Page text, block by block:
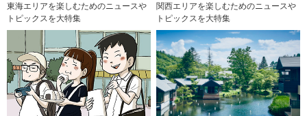
東海エリアを楽しむためのニュースや
トピックスを大特集
関西エリアを楽しむためのニュースや
トピックスを大特集